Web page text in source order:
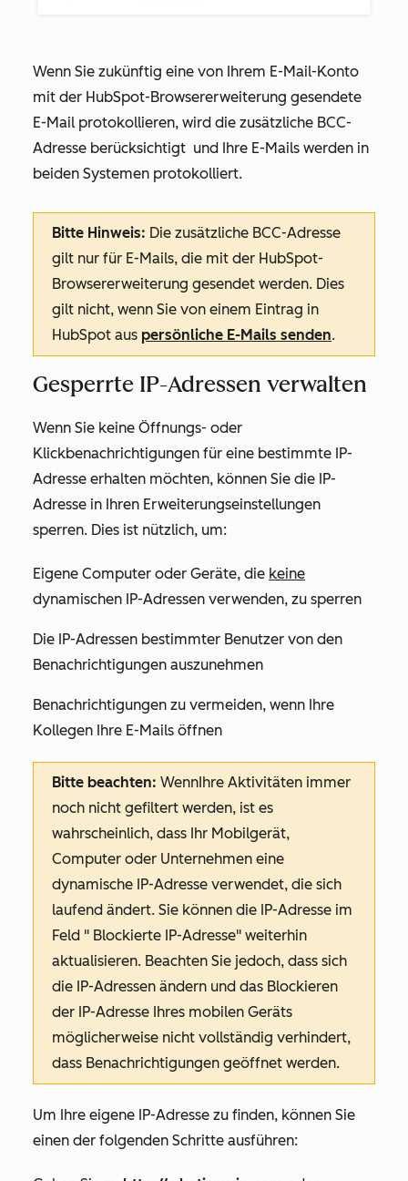
Wenn Sie zukünftig eine von Ihrem E-Mail-Konto
mit der HubSpot-Browsererweiterung gesendete
E-Mail protokollieren, wird die zusätzliche BCC-
Adresse berücksichtigt und Ihre E-Mails werden in
beiden Systemen protokolliert.
Bitte Hinweis: Die zusätzliche BCC-Adresse
gilt nur für E-Mails, die mit der HubSpot-
Browsererweiterung gesendet werden. Dies
gilt nicht, wenn Sie von einem Eintrag in
HubSpot aus persönliche E-Mails senden.
Gesperrte IP-Adressen verwalten
Wenn Sie keine Öffnungs- oder
Klickbenachrichtigungen für eine bestimmte IP-
Adresse erhalten möchten, können Sie die IP-
Adresse in Ihren Erweiterungseinstellungen
sperren. Dies ist nützlich, um:
Eigene Computer oder Geräte, die keine
dynamischen IP-Adressen verwenden, zu sperren
Die IP-Adressen bestimmter Benutzer von den
Benachrichtigungen auszunehmen
Benachrichtigungen zu vermeiden, wenn Ihre
Kollegen Ihre E-Mails öffnen
Bitte beachten: WennIhre Aktivitäten immer
noch nicht gefiltert werden, ist es
wahrscheinlich, dass Ihr Mobilgerät,
Computer oder Unternehmen eine
dynamische IP-Adresse verwendet, die sich
laufend ändert. Sie können die IP-Adresse im
Feld " Blockierte IP-Adresse" weiterhin
aktualisieren. Beachten Sie jedoch, dass sich
die IP-Adressen ändern und das Blockieren
der IP-Adresse Ihres mobilen Geräts
möglicherweise nicht vollständig verhindert,
dass Benachrichtigungen geöffnet werden.
Um Ihre eigene IP-Adresse zu finden, können Sie
einen der folgenden Schritte ausführen: